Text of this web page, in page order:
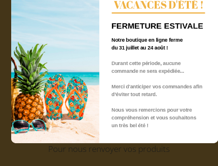
Click and Collect
Récupérez gratuitement votre commande chez
Quadri'7
Retour sous 14 jours
Pour nous renvoyer vos produits
VACANCES D'ÉTÉ !
Notre boutique en ligne ferme
du 31 juillet au 24 août !
Durant cette période, aucune
commande ne sera expédiée...
Merci d'anticiper vos commandes afin
d’éviter tout retard.
Nous vous remercions pour votre
compréhension et vous souhaitons
un très bel été !
FERMETURE ESTIVALE